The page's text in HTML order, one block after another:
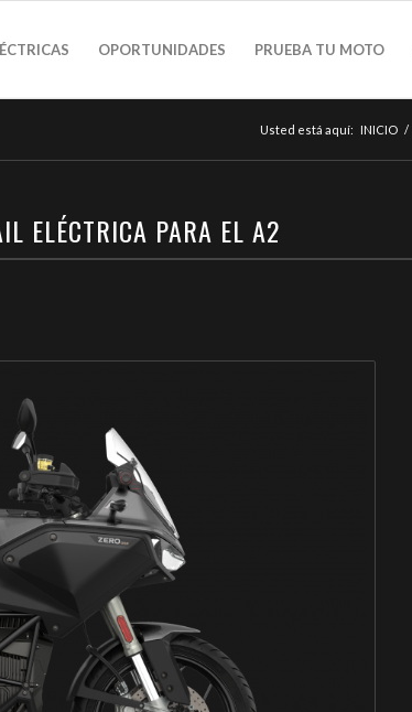
OPORTUNIDADES PRUEBA TU MOTO
Usted está aquí: INICIO /
ELÉCTRICA PARA EL A2